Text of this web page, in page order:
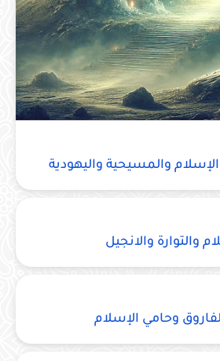
والمسيحية واليهودية
والتوارة والانجيل
وحامي الإسلام